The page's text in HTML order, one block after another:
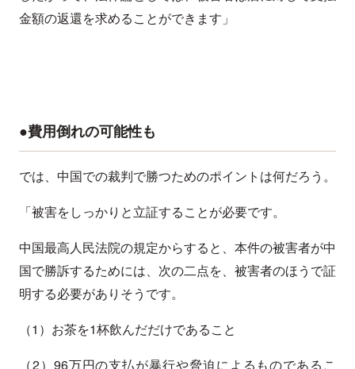
金額の返還を求めることができます」
●費用倒れの可能性も
では、中国での裁判で勝つためのポイントは何だろう。
「被害をしっかりと立証することが必要です。
中国最高人民法院の規定からすると、本件の被害者が中
国で勝訴するためには、次の二点を、被害者のほうで証
明する必要がありそうです。
（1）お茶を1杯飲んだだけであること
（2）96万円の支払が暴行や脅迫によるものであるこ